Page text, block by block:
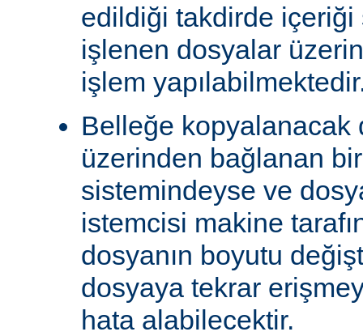
edildiği takdirde içeriği
işlenen dosyalar
işlem
Belleğe kopyalanacak
üzerinden bağlanan
sistemindeyse ve
istemcisi makine
dosyanın boyutu
dosyaya tekrar
hata alabilecektir.